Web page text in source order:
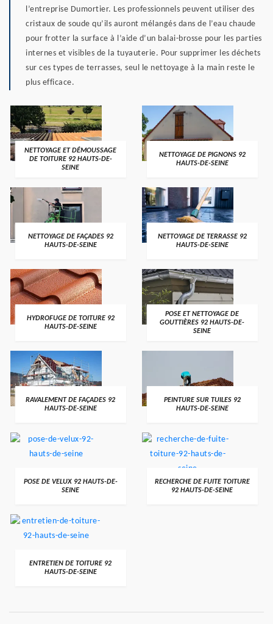
l’entreprise Dumortier. Les professionnels peuvent utiliser des
cristaux de soude qu’ils auront mélangés dans de l’eau chaude
pour frotter la surface à l’aide d’un balai-brosse pour les parties
internes et visibles de la tuyauterie. Pour supprimer les déchets
sur ces types de terrasses, seul le nettoyage à la main reste le
plus efficace.
NETTOYAGE ET DÉMOUSSAGE
DE TOITURE 92 HAUTS-DE-
SEINE
NETTOYAGE DE PIGNONS 92
HAUTS-DE-SEINE
NETTOYAGE DE FAÇADES 92
HAUTS-DE-SEINE
NETTOYAGE DE TERRASSE 92
HAUTS-DE-SEINE
HYDROFUGE DE TOITURE 92
HAUTS-DE-SEINE
POSE ET NETTOYAGE DE
GOUTTIÈRES 92 HAUTS-DE-
SEINE
RAVALEMENT DE FAÇADES 92
HAUTS-DE-SEINE
PEINTURE SUR TUILES 92
HAUTS-DE-SEINE
POSE DE VELUX 92 HAUTS-DE-
SEINE
RECHERCHE DE FUITE TOITURE
92 HAUTS-DE-SEINE
ENTRETIEN DE TOITURE 92
HAUTS-DE-SEINE